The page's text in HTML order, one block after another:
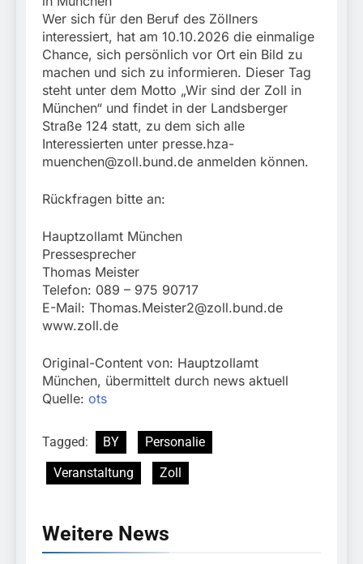
Wer sich für den Beruf des Zöllners
interessiert, hat am 10.10.2026 die einmalige
Chance, sich persönlich vor Ort ein Bild zu
machen und sich zu informieren. Dieser Tag
steht unter dem Motto „Wir sind der Zoll in
München“ und findet in der Landsberger
Straße 124 statt, zu dem sich alle
Interessierten unter presse.hza-
muenchen@zoll.bund.de anmelden können.
Rückfragen bitte an:
Hauptzollamt München
Pressesprecher
Thomas Meister
Telefon: 089 – 975 90717
E-Mail: Thomas.Meister2@zoll.bund.de
www.zoll.de
Original-Content von: Hauptzollamt
München, übermittelt durch news aktuell
Quelle: ots
Tagged: BY
Personalie
Veranstaltung
Zoll
Weitere News